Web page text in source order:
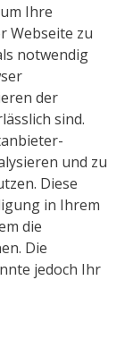
Ihre
Webseite zu
notwendig
der
sind.
und zu
Diese
in Ihrem
die
Die
jedoch Ihr